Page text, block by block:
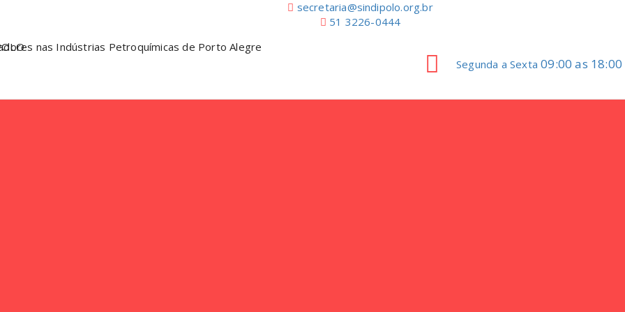
secretaria@sindipolo.org.br
51 3226-0444
– SINDIPOLO
Segunda a Sexta 09:00 as 18:00